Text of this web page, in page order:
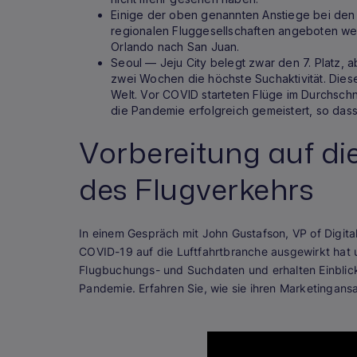
Einige der oben genannten Anstiege bei
regionalen Fluggesellschaften angeboten
Orlando nach San Juan.
Seoul — Jeju City belegt zwar den 7. Platz,
zwei Wochen die höchste Suchaktivität.
Welt. Vor COVID starteten Flüge im
die Pandemie erfolgreich gemeistert, so
Vorbereitung auf
des Flugverkehrs
In einem Gespräch mit John Gustafson, VP of
COVID-19 auf die Luftfahrtbranche ausgewirkt
Flugbuchungs- und Suchdaten und erhalten
Pandemie. Erfahren Sie, wie sie ihren